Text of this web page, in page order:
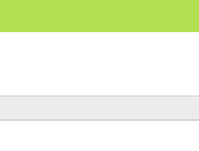
Hauptnavigation